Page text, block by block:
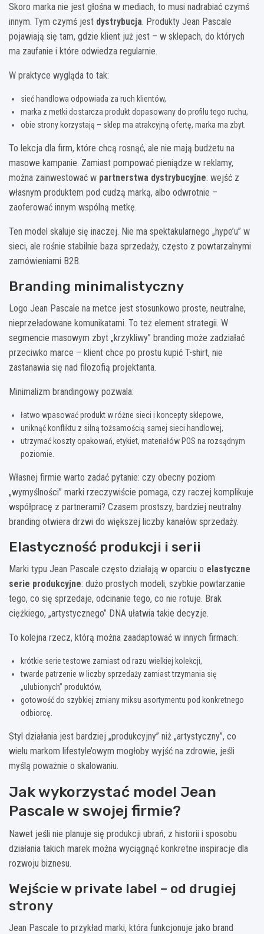
Skoro marka nie jest głośna w mediach, to musi nadrabiać czymś
innym. Tym czymś jest dystrybucja. Produkty Jean Pascale
pojawiają się tam, gdzie klient już jest – w sklepach, do których
ma zaufanie i które odwiedza regularnie.
W praktyce wygląda to tak:
sieć handlowa odpowiada za ruch klientów,
marka z metki dostarcza produkt dopasowany do profilu tego ruchu,
obie strony korzystają – sklep ma atrakcyjną ofertę, marka ma zbyt.
To lekcja dla firm, które chcą rosnąć, ale nie mają budżetu na
masowe kampanie. Zamiast pompować pieniądze w reklamy,
można zainwestować w partnerstwa dystrybucyjne: wejść z
własnym produktem pod cudzą marką, albo odwrotnie –
zaoferować innym wspólną metkę.
Ten model skaluje się inaczej. Nie ma spektakularnego „hype’u” w
sieci, ale rośnie stabilnie baza sprzedaży, często z powtarzalnymi
zamówieniami B2B.
Branding minimalistyczny
Logo Jean Pascale na metce jest stosunkowo proste, neutralne,
nieprzeładowane komunikatami. To też element strategii. W
segmencie masowym zbyt „krzykliwy” branding może zadziałać
przeciwko marce – klient chce po prostu kupić T-shirt, nie
zastanawia się nad filozofią projektanta.
Minimalizm brandingowy pozwala:
łatwo wpasować produkt w różne sieci i koncepty sklepowe,
uniknąć konfliktu z silną tożsamością samej sieci handlowej,
utrzymać koszty opakowań, etykiet, materiałów POS na rozsądnym
poziomie.
Własnej firmie warto zadać pytanie: czy obecny poziom
„wymyślności” marki rzeczywiście pomaga, czy raczej komplikuje
współpracę z partnerami? Czasem prostszy, bardziej neutralny
branding otwiera drzwi do większej liczby kanałów sprzedaży.
Elastyczność produkcji i serii
Marki typu Jean Pascale często działają w oparciu o elastyczne
serie produkcyjne: dużo prostych modeli, szybkie powtarzanie
tego, co się sprzedaje, odcinanie tego, co nie rotuje. Brak
ciężkiego, „artystycznego” DNA ułatwia takie decyzje.
To kolejna rzecz, którą można zaadaptować w innych firmach:
krótkie serie testowe zamiast od razu wielkiej kolekcji,
twarde patrzenie w liczby sprzedaży zamiast trzymania się
„ulubionych” produktów,
gotowość do szybkiej zmiany miksu asortymentu pod konkretnego
odbiorcę.
Styl działania jest bardziej „produkcyjny” niż „artystyczny”, co
wielu markom lifestyle’owym mogłoby wyjść na zdrowie, jeśli
myślą poważnie o skalowaniu.
Jak wykorzystać model Jean
Pascale w swojej firmie?
Nawet jeśli nie planuje się produkcji ubrań, z historii i sposobu
działania takich marek można wyciągnąć konkretne inspiracje dla
rozwoju biznesu.
Wejście w private label – od drugiej
strony
Jean Pascale to przykład marki, która funkcjonuje jako brand